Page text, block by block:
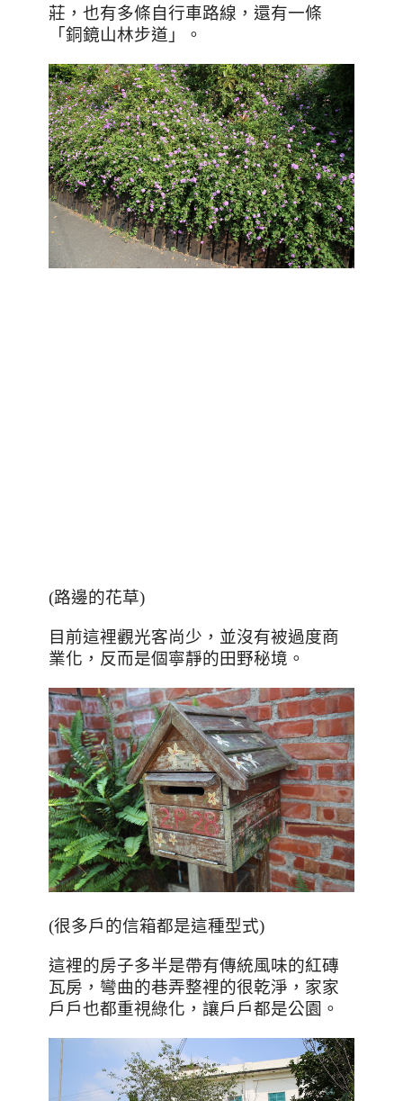
莊，也有多條自行車路線，還有一條
「銅鏡山林步道」。
(路邊的花草)
目前這裡觀光客尚少，並沒有被過度商
業化，反而是個寧靜的田野秘境。
(很多戶的信箱都是這種型式)
這裡的房子多半是帶有傳統風味的紅磚
瓦房，彎曲的巷弄整裡的很乾淨，家家
戶戶也都重視綠化，讓戶戶都是公園。